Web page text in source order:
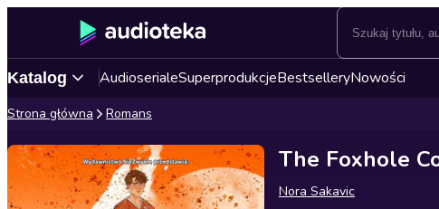
Katalog AudioserialeSuperprodukcjeBestselleryNowości
Strona główna Romans
The Foxhole
Nora Sakavic